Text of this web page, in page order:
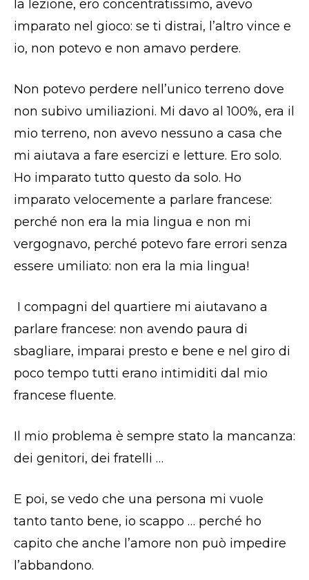
la lezione, ero concentratissimo, avevo
imparato nel gioco: se ti distrai, l’altro vince e
io, non potevo e non amavo perdere.
Non potevo perdere nell’unico terreno dove
non subivo umiliazioni. Mi davo al 100%, era il
mio terreno, non avevo nessuno a casa che
mi aiutava a fare esercizi e letture. Ero solo.
Ho imparato tutto questo da solo. Ho
imparato velocemente a parlare francese:
perché non era la mia lingua e non mi
vergognavo, perché potevo fare errori senza
essere umiliato: non era la mia lingua!
I compagni del quartiere mi aiutavano a
parlare francese: non avendo paura di
sbagliare, imparai presto e bene e nel giro di
poco tempo tutti erano intimiditi dal mio
francese fluente.
Il mio problema è sempre stato la mancanza:
dei genitori, dei fratelli …
E poi, se vedo che una persona mi vuole
tanto tanto bene, io scappo … perché ho
capito che anche l’amore non può impedire
l’abbandono.